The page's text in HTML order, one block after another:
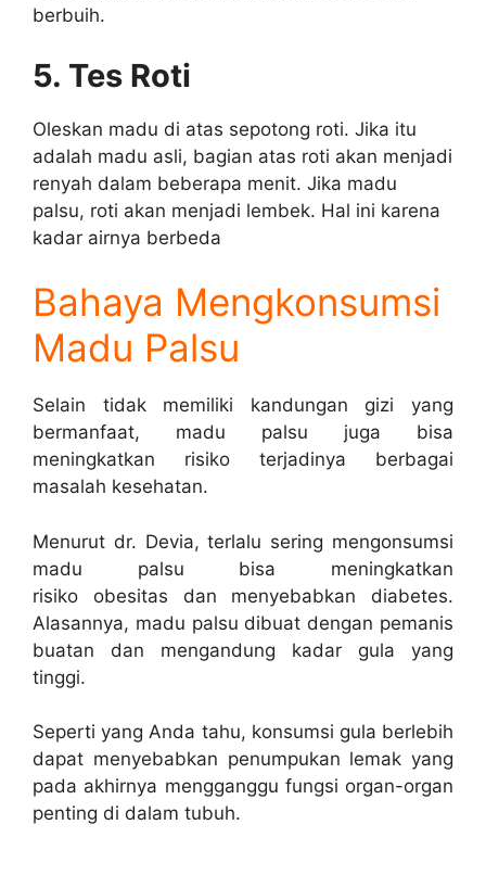
berbuih.
5. Tes Roti
Oleskan madu di atas sepotong roti. Jika itu
adalah madu asli, bagian atas roti akan menjadi
renyah dalam beberapa menit. Jika madu
palsu, roti akan menjadi lembek. Hal ini karena
kadar airnya berbeda
Bahaya Mengkonsumsi
Madu Palsu
Selain tidak memiliki kandungan gizi yang
bermanfaat, madu palsu juga bisa
meningkatkan risiko terjadinya berbagai
masalah kesehatan.
Menurut dr. Devia, terlalu sering mengonsumsi
madu palsu bisa meningkatkan
risiko obesitas dan menyebabkan diabetes.
Alasannya, madu palsu dibuat dengan pemanis
buatan dan mengandung kadar gula yang
tinggi.
Seperti yang Anda tahu, konsumsi gula berlebih
dapat menyebabkan penumpukan lemak yang
pada akhirnya mengganggu fungsi organ-organ
penting di dalam tubuh.